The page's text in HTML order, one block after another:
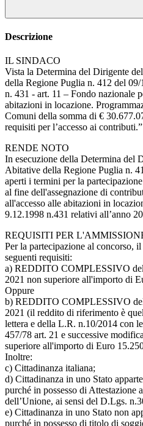
Descrizione
IL SINDACO
Vista la Determina del Dirigente
della Regione Puglia n. 412 del
n. 431 - art. 11 – Fondo nazionale
abitazioni in locazione.
Comuni della somma di €
requisiti per l’accesso ai contributi.”
RENDE NOTO
In esecuzione della Determina del
Abitative della Regione Puglia n.
aperti i termini per la
al fine dell'assegnazione di
all'accesso alle abitazioni in
9.12.1998 n.431 relativi all’anno
REQUISITI PER
Per la partecipazione al concorso,
seguenti requisiti:
a) REDDITO COMPLESSIVO
2021 non superiore all'importo di
Oppure
b) REDDITO COMPLESSIVO
2021 (il reddito di riferimento è
lettera e della L.R. n.10/2014 con
457/78 art. 21 e successive
superiore all'importo di Euro
Inoltre:
c) Cittadinanza italiana;
d) Cittadinanza in uno Stato
purché in possesso di Attestazione
dell’Unione, ai sensi del D.Lgs.
e) Cittadinanza in uno Stato non
purché in possesso di titolo di